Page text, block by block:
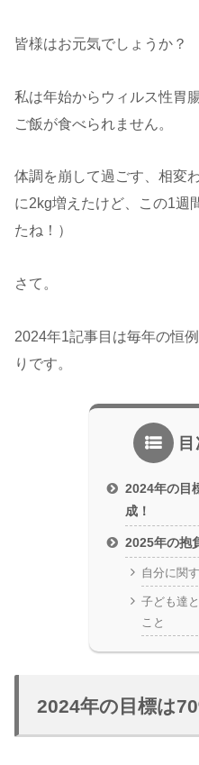
皆様はお元気でしょうか？
私は年始からウィルス性胃
ご飯が食べられません。
体調を崩して過ごす、相変
に2kg増えたけど、この1週
たね！）
さて。
2024年1記事目は毎年の恒
りです。
2024年の目
成！
2025年の抱
自分に関
子ども達
こと
2024年の目標は